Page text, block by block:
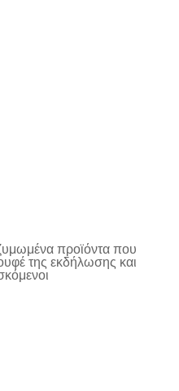
προϊόντα που
της εκδήλωσης και